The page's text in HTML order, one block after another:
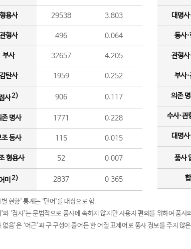
용사 29538 3.803
형사 496 0.064
부사 32657 4.205
탄사 1959 0.252
사2) 906 0.117
존 명사 1771 0.228
조 동사 115 0.015
형용사 52 0.007
미 2) 2837 0.365
대명
동사
관형
부사
의존
수사·관
대명
품사
현황' 통계는 '단어'를 대상으로 함.
와 ‘접사’는 문법적으로 품사에 속하지 않지만 사용자 편의를 위하여 품사
없음’은 ‘어근’과 구 구성이 줄어든 한 어절 표제어로 품사 정보를 주지 않